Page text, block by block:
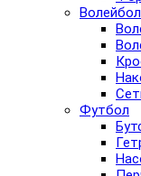
Волейбол
Футбол